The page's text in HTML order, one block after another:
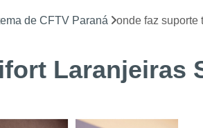
LPR para CFTV
Licença
Alarme de Incêndio BOSCH Curitiba
Instalação e Configuração
de CFTV Paraná onde faz suporte
Laranjeiras